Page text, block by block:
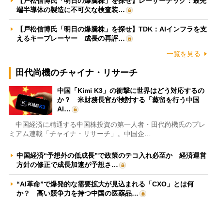
端半導体の製造に不可欠な検査装…
【戸松信博氏「明日の爆騰株」を探せ】TDK：AIインフラを支
えるキープレーヤー 成長の再評…
一覧を見る
田代尚機のチャイナ・リサーチ
中国「Kimi K3」の衝撃に世界はどう対応するの
か？ 米財務長官が検討する「蒸留を行う中国
AI…
中国経済に精通する中国株投資の第一人者・田代尚機氏のプレ
ミアム連載「チャイナ・リサーチ」。中国企…
中国経済“予想外の低成長”で政策のテコ入れ必至か 経済運営
方針の修正で成長加速が予想さ…
“AI革命”で爆発的な需要拡大が見込まれる「CXO」とは何
か？ 高い競争力を持つ中国の医薬品…